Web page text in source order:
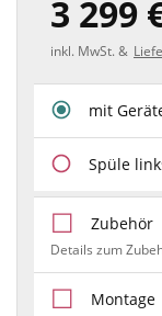
3 299
inkl. MwSt. &
mit
Spüle
Zubehör
Details zum
Montage